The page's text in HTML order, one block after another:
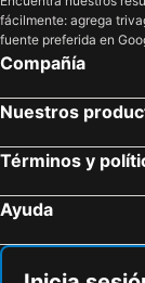
fácilmente: agrega
fuente preferida en
Compañía
Nuestros
Términos y
Ayuda